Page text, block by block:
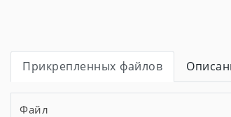
Прикрепленных файлов
Файл